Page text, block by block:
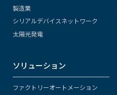
製造業
シリアルデバイスネットワーク
太陽光発電
ソリューション
ファクトリーオートメーション